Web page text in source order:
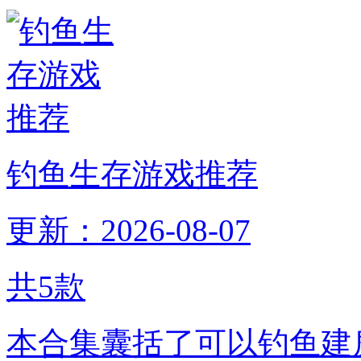
钓鱼生存游戏推荐
更新：2026-08-07
共5款
本合集囊括了可以钓鱼